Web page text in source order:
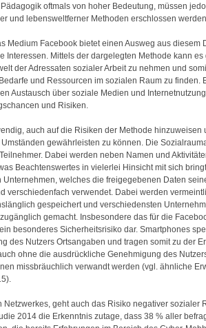
oftmals von hoher Bedeutung, müssen
und lebensweltferner Methoden erschlossen
Medium Facebook bietet einen Ausweg aus diesem
Interessen. Mittels der dargelegten Methode kann es
der Adressaten sozialer Arbeit zu nehmen und
und Ressourcen im sozialen Raum zu finden.
Austausch über soziale Medien und
und Risiken.
auch auf die Risiken der Methode hinzuweisen
gewährleisten zu können. Die
Dabei werden neben Namen und
Beachtenswertes in vielerlei Hinsicht mit sich
welches die freigegebenen Daten
verschiedenfach verwendet. Dabei werden
gespeichert und verschiedensten
gemacht. Insbesondere das für die
besonderes Sicherheitsrisiko dar. Smartphones
des Nutzers Ortsangaben und tragen somit zu der
ohne die ausdrückliche Genehmigung des
missbräuchlich verwandt werden (vgl. ähnliche
Netzwerkes, geht auch das Risiko negativer sozialer
2014 die Erkenntnis zutage, dass 38 % aller